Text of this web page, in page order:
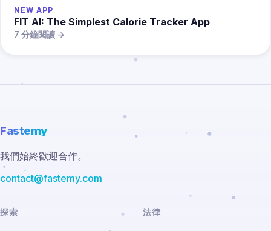
NEW APP
FIT AI: The Simplest Calorie Tracker App
7 分鐘閱讀 →
Fastemy
我們始終歡迎合作。
contact@fastemy.com
探索 法律